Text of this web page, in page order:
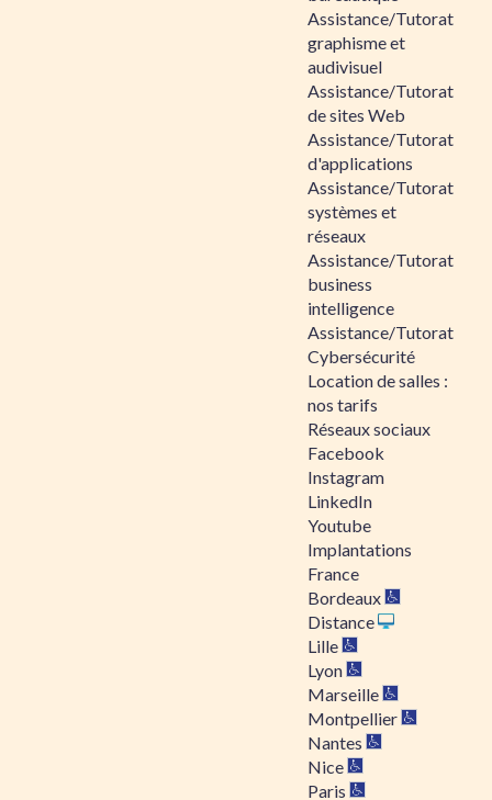
Assistance/Tutorat
graphisme et
audivisuel
Assistance/Tutorat
de sites Web
Assistance/Tutorat
d'applications
Assistance/Tutorat
systèmes et
réseaux
Assistance/Tutorat
business
intelligence
Assistance/Tutorat
Cybersécurité
Location de salles :
nos tarifs
Réseaux sociaux
Facebook
Instagram
LinkedIn
Youtube
Implantations
France
Bordeaux
Distance
Lille
Lyon
Marseille
Montpellier
Nantes
Nice
Paris